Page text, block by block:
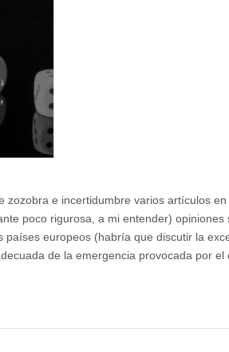
zozobra e incertidumbre varios artículos en
poco rigurosa, a mi entender)
países europeos (habría que discutir la
de la emergencia provocada por el